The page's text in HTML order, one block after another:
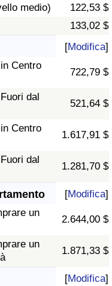
medio)
122,53 $
133,02 $
[Modifica]
Centro
722,79 $
dal
521,64 $
Centro
1.617,91 $
dal
1.281,70 $
[Modifica]
un
2.644,00 $
un
1.871,33 $
[Modifica]